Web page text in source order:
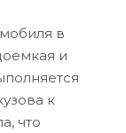
в
и
к
что